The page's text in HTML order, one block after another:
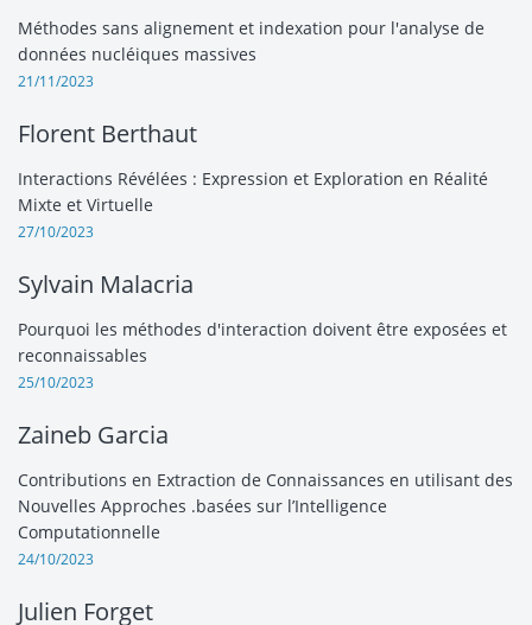
Méthodes sans alignement et indexation pour l'analyse de
données nucléiques massives
21/11/2023
Florent Berthaut
Interactions Révélées : Expression et Exploration en Réalité
Mixte et Virtuelle
27/10/2023
Sylvain Malacria
Pourquoi les méthodes d'interaction doivent être exposées et
reconnaissables
25/10/2023
Zaineb Garcia
Contributions en Extraction de Connaissances en utilisant des
Nouvelles Approches .basées sur l’Intelligence
Computationnelle
24/10/2023
Julien Forget